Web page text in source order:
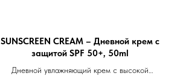
SUNSCREEN CREAM – Дневной крем с
защитой SPF 50+, 50ml
Дневной увлажняющий крем с высокой